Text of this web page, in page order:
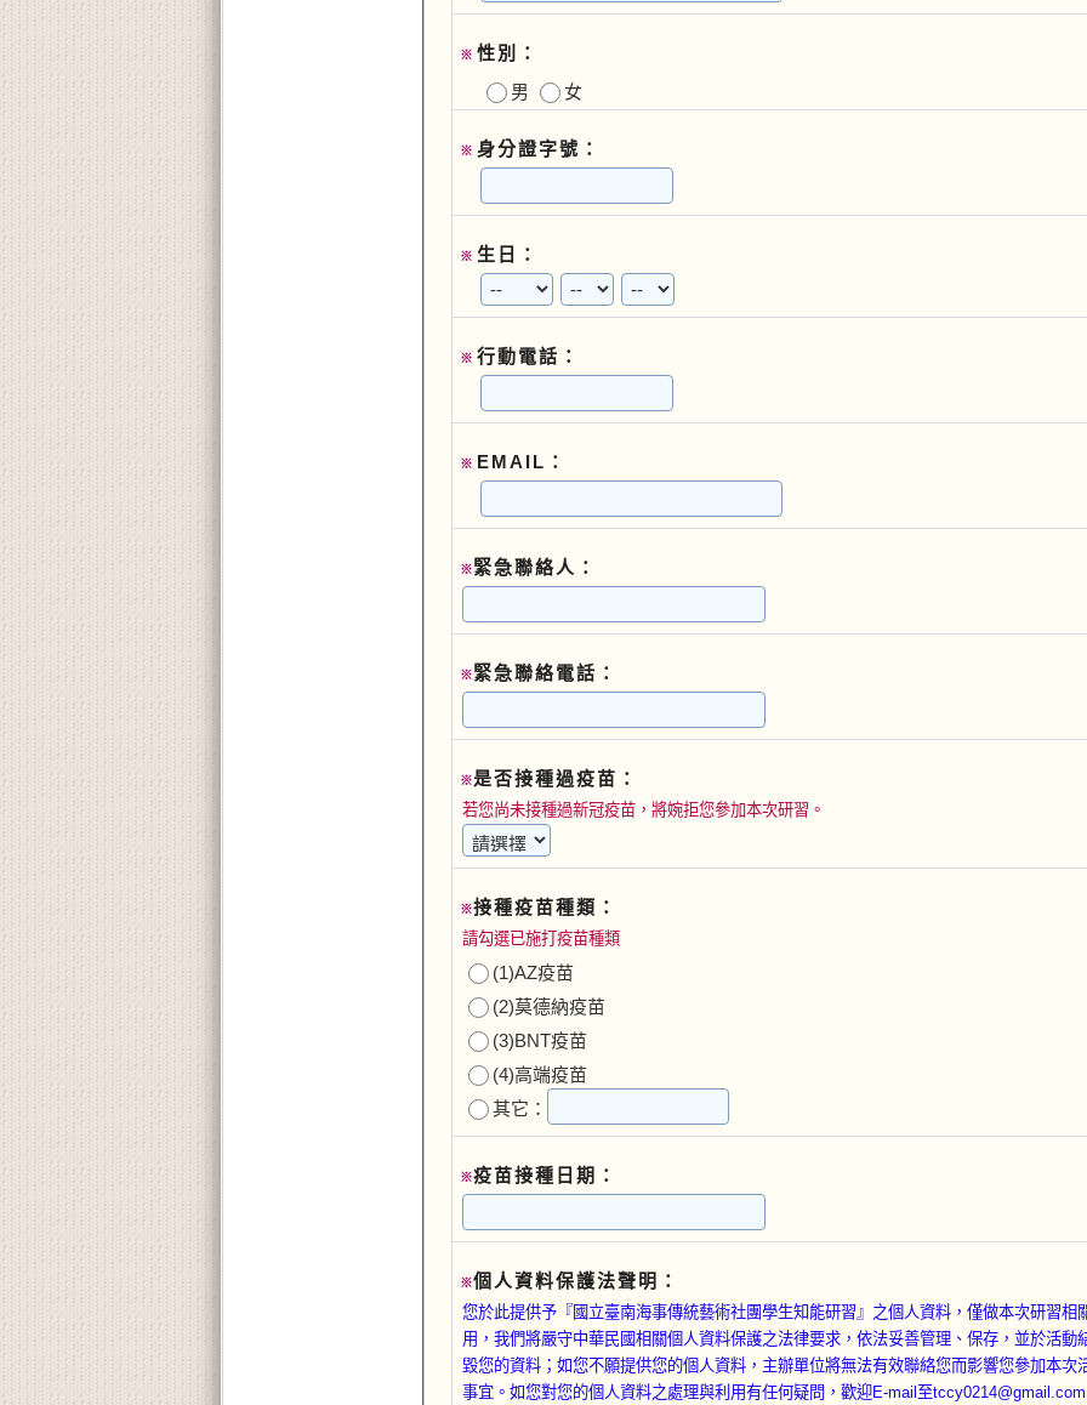
※ 性別：
男
女
※ 身分證字號：
※ 生日：
※ 行動電話：
※ EMAIL：
※緊急聯絡人：
※緊急聯絡電話：
※是否接種過疫苗：
若您尚未接種過新冠疫苗，將婉拒您參加本次研習。
※接種疫苗種類：
請勾選已施打疫苗種類
(1)AZ疫苗
(2)莫德納疫苗
(3)BNT疫苗
(4)高端疫苗
其它：
※疫苗接種日期：
※個人資料保護法聲明：
您於此提供予『國立臺南海事傳統藝術社團學生知能研習』之個人資料，僅做本次研習相
用，我們將嚴守中華民國相關個人資料保護之法律要求，依法妥善管理、保存，並於活動
毀您的資料；如您不願提供您的個人資料，主辦單位將無法有效聯絡您而影響您參加本次
事宜。如您對您的個人資料之處理與利用有任何疑問，歡迎E-mail至